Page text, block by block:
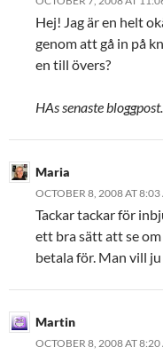
Hej! Jag är en helt
genom att gå in på
en till övers?
HAs senaste
Maria
OCTOBER 8, 2008 AT 8:03
Tackar tackar för
ett bra sätt att se
betala för. Man vill
Martin
OCTOBER 8, 2008 AT 8:20